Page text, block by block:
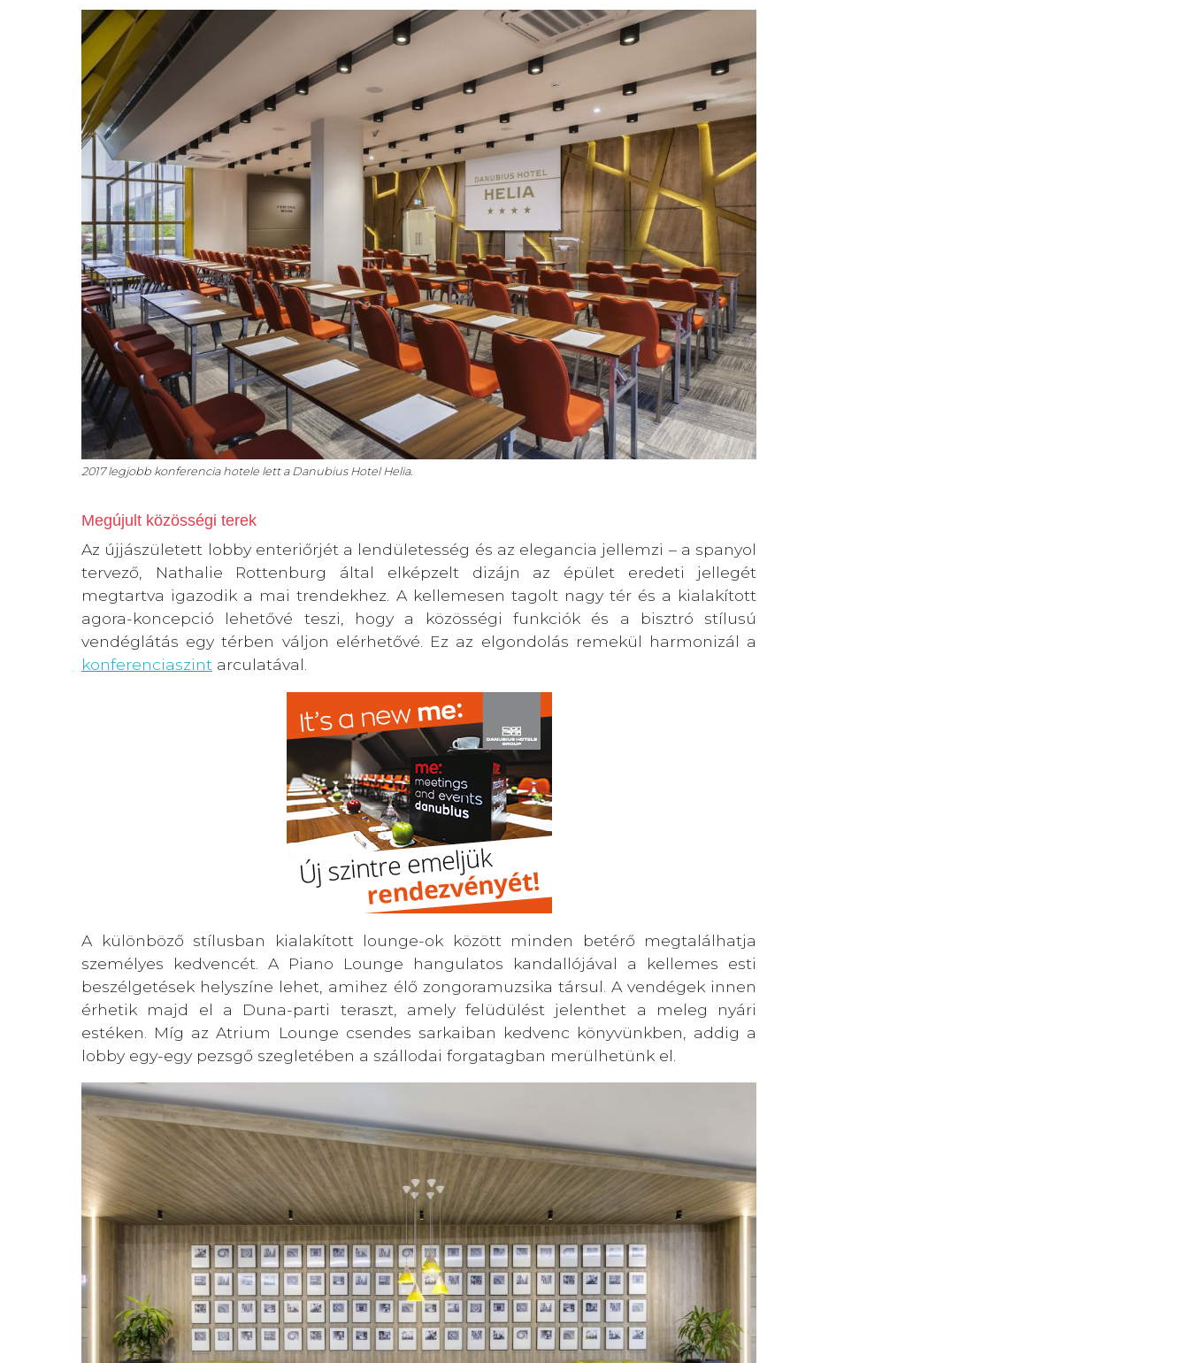
2017 legjobb konferencia hotele lett a Danubius Hotel Helia.
Megújult közösségi terek
Az újjászületett lobby enteriőrjét a lendületesség és az elegancia jellemzi – a spanyol
tervező, Nathalie Rottenburg által elképzelt dizájn az épület eredeti jellegét
megtartva igazodik a mai trendekhez. A kellemesen tagolt nagy tér és a kialakított
agora-koncepció lehetővé teszi, hogy a közösségi funkciók és a bisztró stílusú
vendéglátás egy térben váljon elérhetővé. Ez az elgondolás remekül harmonizál a
konferenciaszint arculatával.
A különböző stílusban kialakított lounge-ok között minden betérő megtalálhatja
személyes kedvencét. A Piano Lounge hangulatos kandallójával a kellemes esti
beszélgetések helyszíne lehet, amihez élő zongoramuzsika társul. A vendégek innen
érhetik majd el a Duna-parti teraszt, amely felüdülést jelenthet a meleg nyári
estéken. Míg az Atrium Lounge csendes sarkaiban kedvenc könyvünkben, addig a
lobby egy-egy pezsgő szegletében a szállodai forgatagban merülhetünk el.